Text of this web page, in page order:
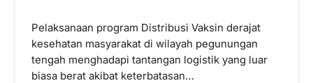
Pelaksanaan program Distribusi Vaksin derajat
kesehatan masyarakat di wilayah pegunungan
tengah menghadapi tantangan logistik yang luar
biasa berat akibat keterbatasan…